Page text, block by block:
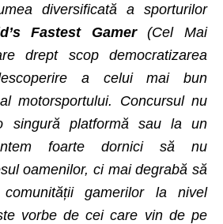
diversificată a sporturilor
Fastest Gamer(Cel Mai
drept scop democratizarea
a celui mai bun
motorsportului. Concursul nu
singură platformă sau la un
foarte dornici să nu
oamenilor, ci mai degrabă să
gamerilor la nivel
vorbe de cei care vin de pe